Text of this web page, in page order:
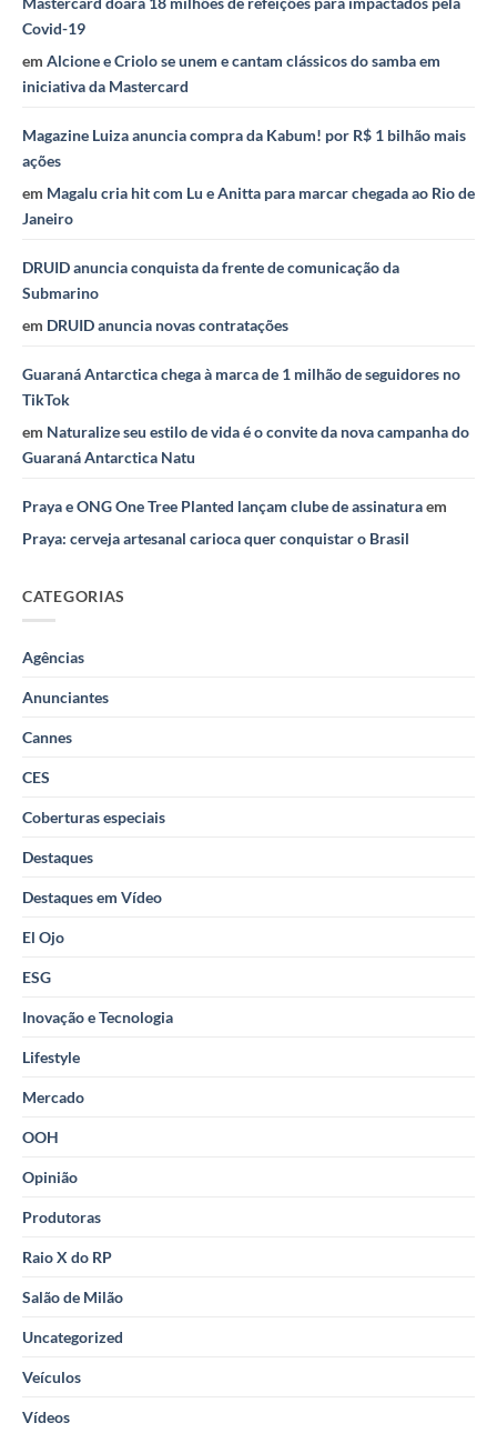
Covid-19
em Alcione e Criolo se unem e cantam clássicos do samba em
iniciativa da Mastercard
Magazine Luiza anuncia compra da Kabum! por R$ 1 bilhão mais
ações
em Magalu cria hit com Lu e Anitta para marcar chegada ao Rio de
Janeiro
DRUID anuncia conquista da frente de comunicação da
Submarino
em DRUID anuncia novas contratações
Guaraná Antarctica chega à marca de 1 milhão de seguidores no
TikTok
em Naturalize seu estilo de vida é o convite da nova campanha do
Guaraná Antarctica Natu
Praya e ONG One Tree Planted lançam clube de assinaturaem
Praya: cerveja artesanal carioca quer conquistar o Brasil
CATEGORIAS
Agências
Anunciantes
Cannes
CES
Coberturas especiais
Destaques
Destaques em Vídeo
El Ojo
ESG
Inovação e Tecnologia
Lifestyle
Mercado
OOH
Opinião
Produtoras
Raio X do RP
Salão de Milão
Uncategorized
Veículos
Vídeos